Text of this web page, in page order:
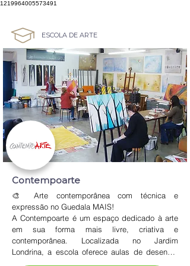
1219964005573491
ESCOLA DE ARTE
Contempoarte
🎨 Arte contemporânea com técnica e
expressão no Guedala MAIS!
A Contempoarte é um espaço dedicado à arte
em sua forma mais livre, criativa e
contemporânea. Localizada no Jardim
Londrina, a escola oferece aulas de desenho,